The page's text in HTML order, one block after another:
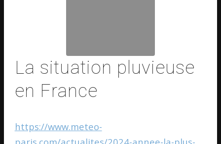
La situation pluvieuse
en France
https://www.meteo-